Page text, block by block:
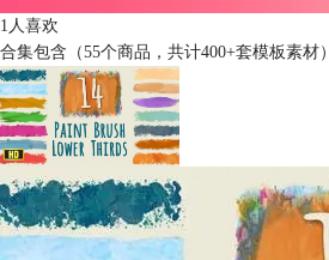
1人喜欢
合集包含（55个商品，共计400+套模板素材）